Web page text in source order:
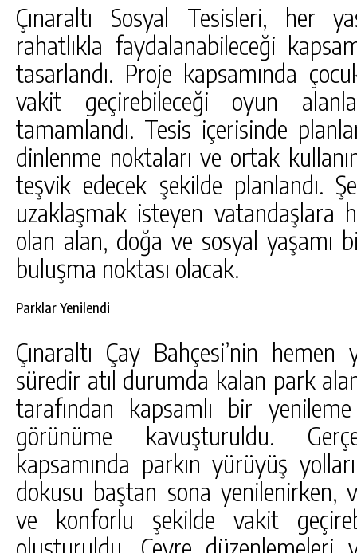
Çınaraltı Sosyal Tesisleri, her
rahatlıkla faydalanabileceği
tasarlandı. Proje kapsamında
vakit geçirebileceği oyun
tamamlandı. Tesis içerisinde
dinlenme noktaları ve ortak
teşvik edecek şekilde planlandı.
uzaklaşmak isteyen vatandaşlara
olan alan, doğa ve sosyal yaşamı
buluşma noktası olacak.
Parklar Yenilendi
Çınaraltı Çay Bahçesi’nin
süredir atıl durumda kalan park
tarafından kapsamlı bir
görünüme kavuşturuldu.
kapsamında parkın yürüyüş
dokusu baştan sona yenilenirken,
ve konforlu şekilde vakit